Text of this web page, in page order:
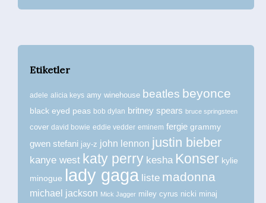
Etiketler
adele alicia keys amy winehouse beatles beyonce
black eyed peas bob dylan britney spears bruce springsteen
cover david bowie eddie vedder eminem fergie grammy
gwen stefani jay-z john lennon justin bieber
kanye west katy perry kesha Konser kylie
minogue lady gaga liste madonna
michael jackson Mick Jagger miley cyrus nicki minaj